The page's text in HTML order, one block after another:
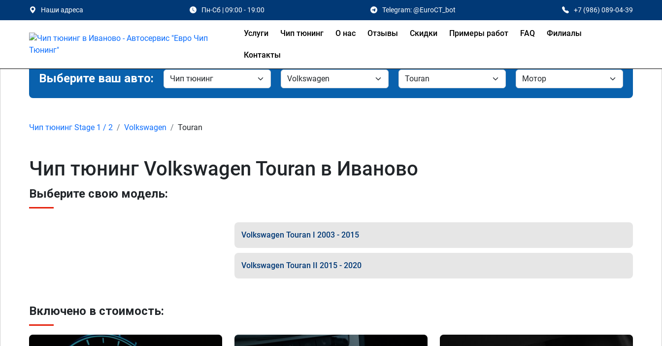
Наши адреса Пн-Сб | 09:00 - 19:00 Telegram: @EuroCT_bot +7 (986) 089-04-39
Услуги Чип тюнинг О нас Отзывы Скидки Примеры работ FAQ Филиалы
Контакты
Выберите ваш авто:
Чип тюнинг Stage 1 / 2 Volkswagen Touran
Чип тюнинг Volkswagen Touran в Иваново
Выберите свою модель:
Volkswagen Touran I 2003 - 2015
Volkswagen Touran II 2015 - 2020
Включено в стоимость: